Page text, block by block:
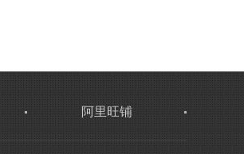
阿里旺铺